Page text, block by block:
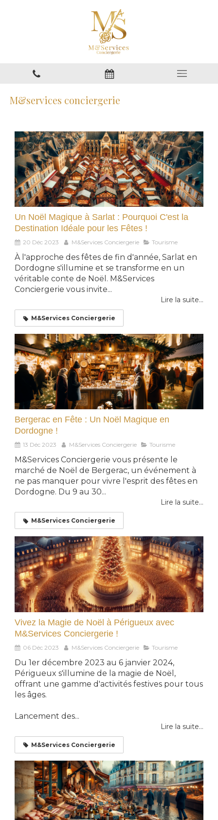
M&services conciergerie
Un Noël Magique à Sarlat : Pourquoi C'est la
Destination Idéale pour les Fêtes !
20 Déc 2023 M&Services Conciergerie Tourisme
À l'approche des fêtes de fin d'année, Sarlat en
Dordogne s'illumine et se transforme en un
véritable conte de Noël. M&Services
Conciergerie vous invite...
Lire la suite...
M&Services Conciergerie
Bergerac en Fête : Un Noël Magique en
Dordogne !
13 Déc 2023 M&Services Conciergerie Tourisme
M&Services Conciergerie vous présente le
marché de Noël de Bergerac, un événement à
ne pas manquer pour vivre l'esprit des fêtes en
Dordogne. Du 9 au 30...
Lire la suite...
M&Services Conciergerie
Vivez la Magie de Noël à Périgueux avec
M&Services Conciergerie !
06 Déc 2023 M&Services Conciergerie Tourisme
Du 1er décembre 2023 au 6 janvier 2024,
Périgueux s'illumine de la magie de Noël,
offrant une gamme d'activités festives pour tous
les âges.
Lancement des...
Lire la suite...
M&Services Conciergerie